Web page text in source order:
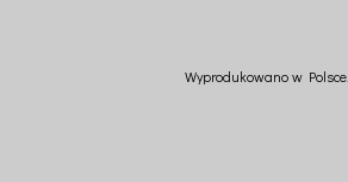
Wyprodukowano w Polsce.